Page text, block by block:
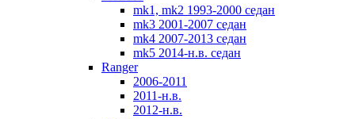
mk1, mk2 1993-2000 седан
mk3 2001-2007 седан
mk4 2007-2013 седан
mk5 2014-н.в. седан
Ranger
2006-2011
2011-н.в.
2012-н.в.